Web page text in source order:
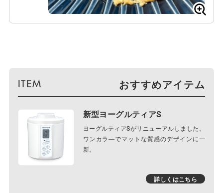
おすすめアイテム
新型ヨーグルティアS
ヨーグルティアSがリニューアルしました。
ワンカラ―でマットな質感のデザインに一
新。
詳しくはこちら